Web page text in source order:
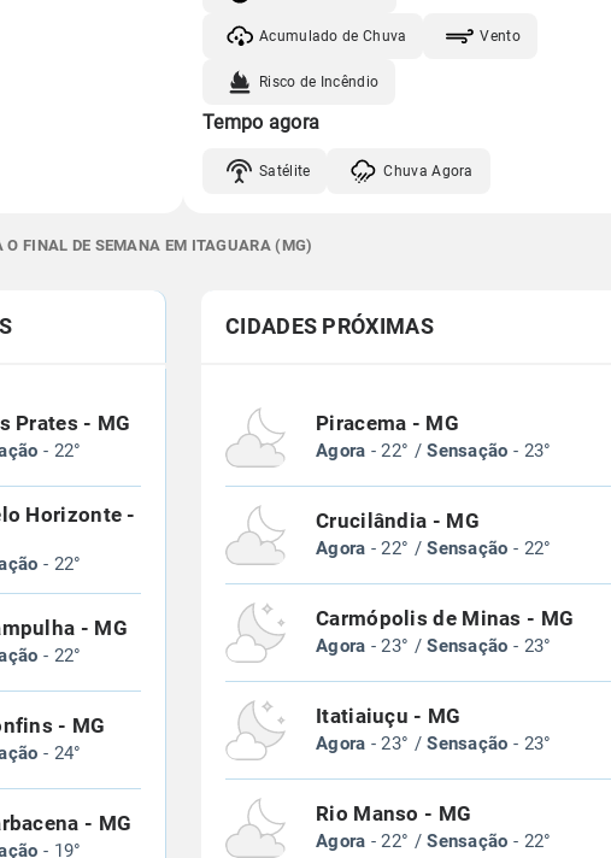
Acumulado de Chuva Vento
Risco de Incêndio
Tempo agora
Satélite Chuva Agora
O FINAL DE SEMANA EM ITAGUARA (MG)
Prates - MG
- 22°
Horizonte -
- 22°
- MG
- 22°
- MG
- 24°
- MG
- 19°
CIDADES PRÓXIMAS
Piracema - MG
Agora - 22° /Sensação - 23°
Crucilândia - MG
Agora - 22° /Sensação - 22°
Carmópolis de Minas - MG
Agora - 23° /Sensação - 23°
Itatiaiuçu - MG
Agora - 23° /Sensação - 23°
Rio Manso - MG
Agora - 22° /Sensação - 22°